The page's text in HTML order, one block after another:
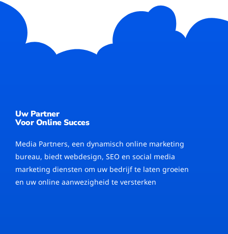
Uw Partner
Voor Online Succes
Media Partners, een dynamisch online marketing
bureau, biedt webdesign, SEO en social media
marketing diensten om uw bedrijf te laten groeien
en uw online aanwezigheid te versterken